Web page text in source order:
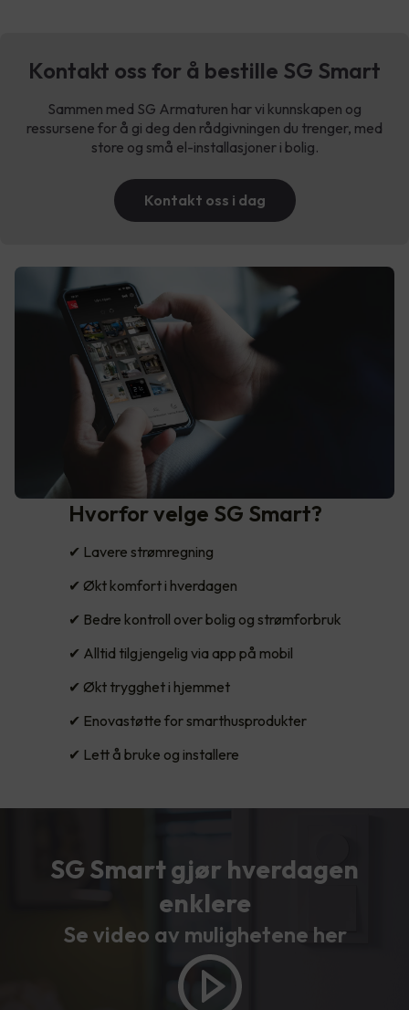
Kontakt oss for å bestille SG Smart
Sammen med SG Armaturen har vi kunnskapen og
ressursene for å gi deg den rådgivningen du trenger, med
store og små el-installasjoner i bolig.
Kontakt oss i dag
Hvorfor velge SG Smart?
✔ Lavere strømregning
✔ Økt komfort i hverdagen
✔ Bedre kontroll over bolig og strømforbruk
✔ Alltid tilgjengelig via app på mobil
✔ Økt trygghet i hjemmet
✔ Enovastøtte for smarthusprodukter
✔ Lett å bruke og installere
SG Smart gjør hverdagen
enklere
Se video av mulighetene her